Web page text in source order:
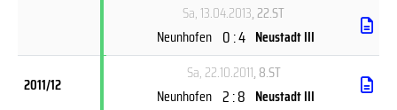
Sa, 13.04.2013, 22.ST
Neunhofen 0 : 4 Neustadt III
2011/12
Sa, 22.10.2011, 8.ST
Neunhofen 2 : 8 Neustadt III